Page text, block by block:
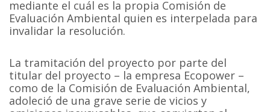
mediante el cuál es la propia Comisión de
Evaluación Ambiental quien es interpelada para
invalidar la resolución.
La tramitación del proyecto por parte del
titular del proyecto – la empresa Ecopower –
como de la Comisión de Evaluación Ambiental,
adoleció de una grave serie de vicios y